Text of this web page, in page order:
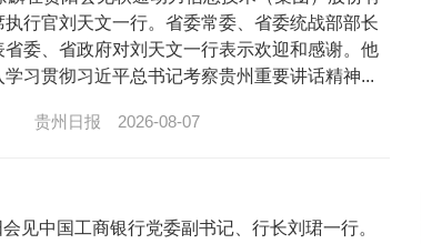
执行官刘天文一行。省委常委、省委统战部部长
委、省政府对刘天文一行表示欢迎和感谢。他
习贯彻习近平总书记考察贵州重要讲话精神...
贵州日报
2026-08-07
见中国工商银行党委副书记、行长刘珺一行。